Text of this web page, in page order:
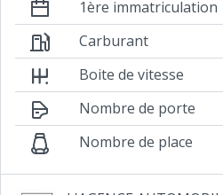
1ère immatriculation
Carburant
Boite de vitesse
Nombre de porte
Nombre de place